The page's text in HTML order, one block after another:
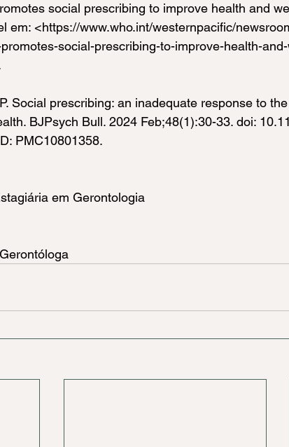
social prescribing to improve health and
em: <https://www.who.int/westernpacific/
social-prescribing-to-improve-health-
Social prescribing: an inadequate response to
BJPsych Bull. 2024 Feb;48(1):30-33. doi:
PMC10801358.
em Gerontologia